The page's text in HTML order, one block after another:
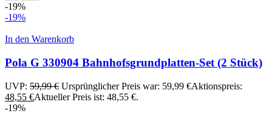
-19%
-19%
In den Warenkorb
Pola G 330904 Bahnhofsgrundplatten-Set (2 Stück)
UVP: 59,99€ Ursprünglicher Preis war: 59,99 €Aktionspreis:
48,55 €Aktueller Preis ist: 48,55 €.
-19%